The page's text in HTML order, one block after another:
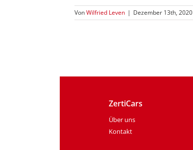
VonWilfried Leven | Dezember 13th, 2020
ZertiCars
Über uns
Kontakt